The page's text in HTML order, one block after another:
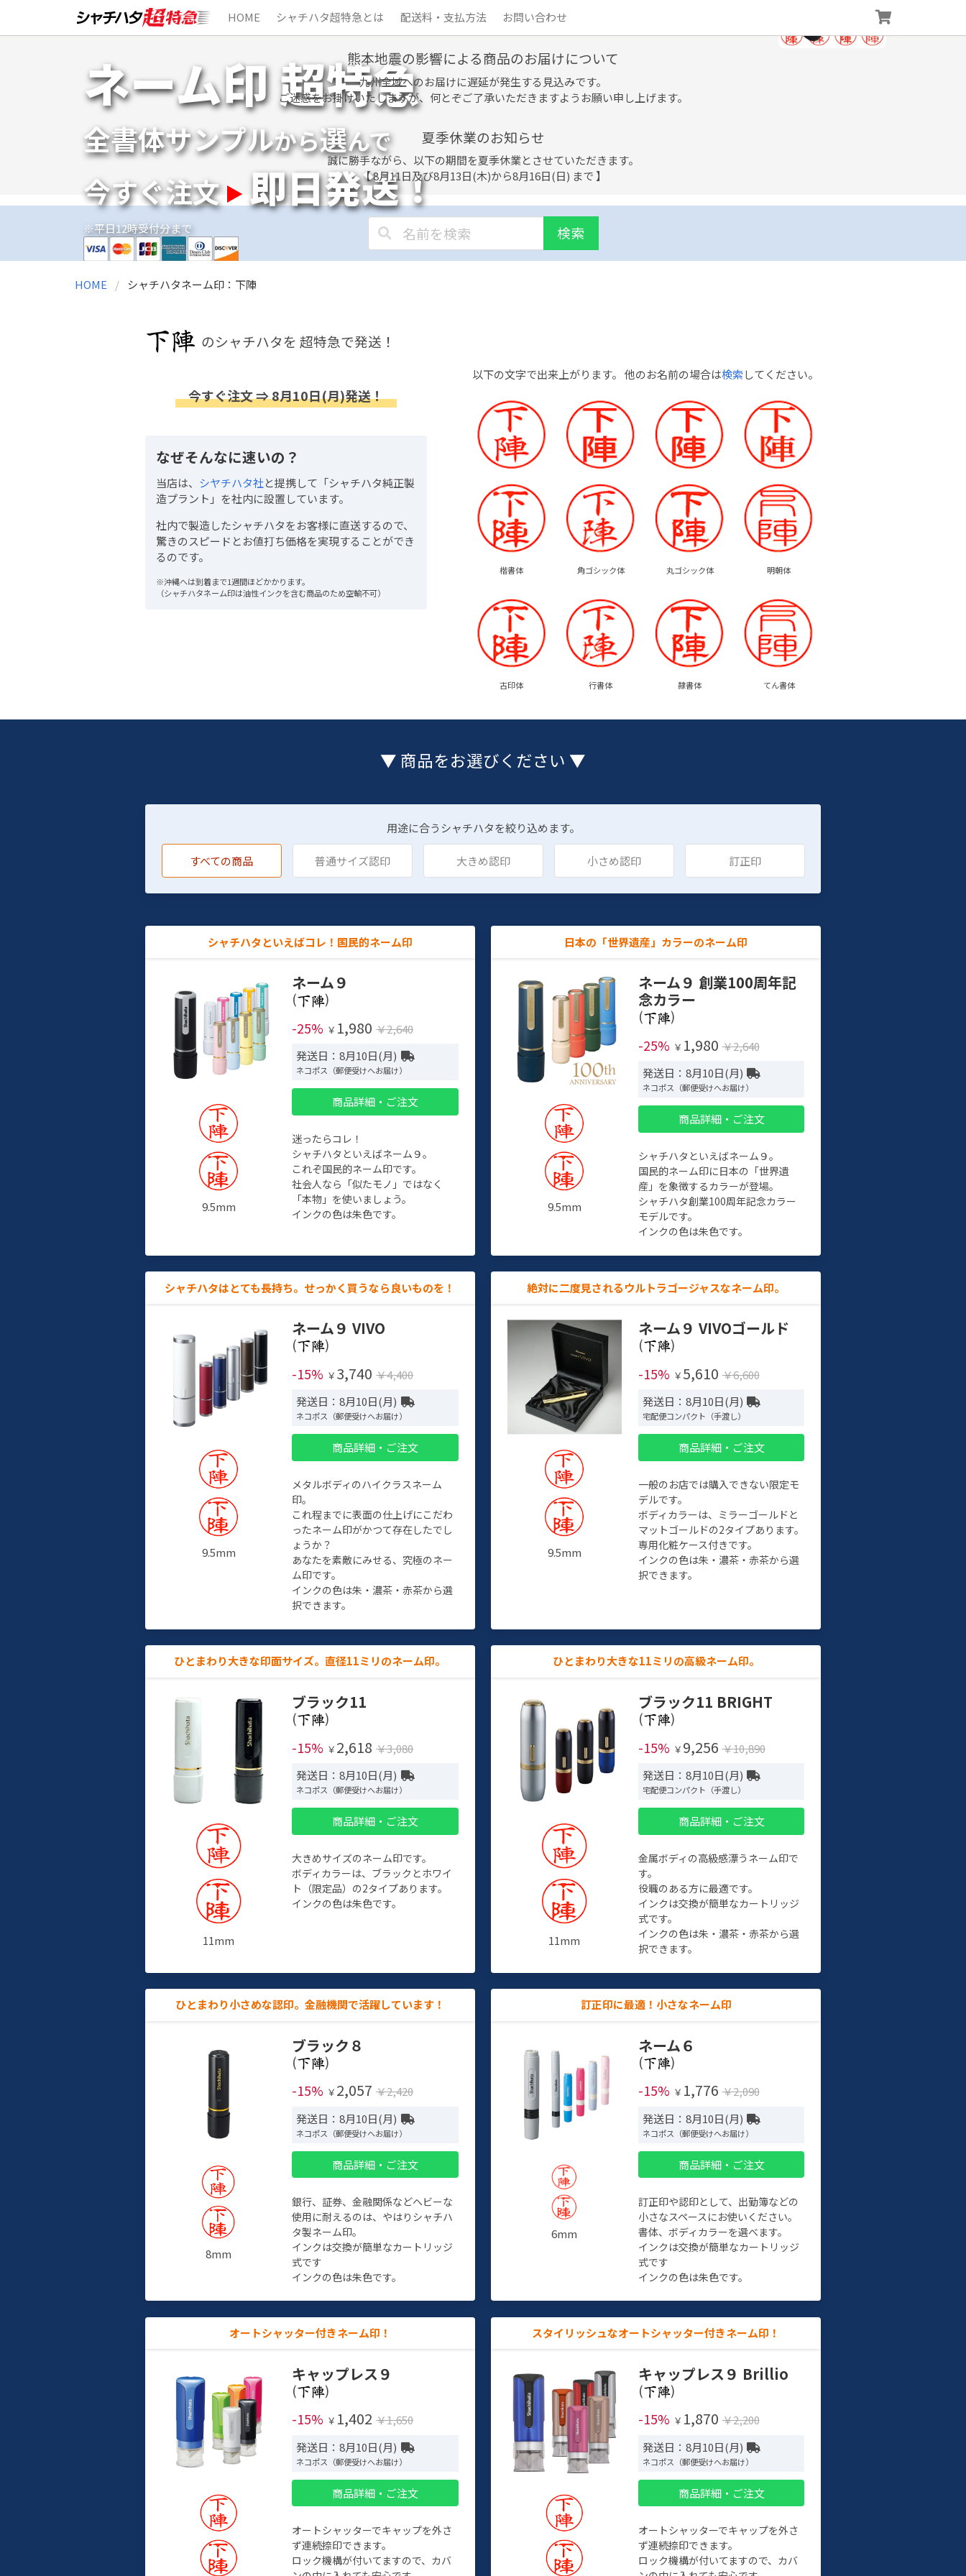
HOME シャチハタ超特急とは 配送料・支払方法 お問い合わせ
ネーム印 超特急
全書体サンプルから選んで
今すぐ注文 即日発送！
※平日12時受付分まで
熊本地震の影響による商品のお届けについて
九州全域へのお届けに遅延が発生する見込みです。
ご迷惑をお掛けいたしますが、何とぞご了承いただきますようお願い申し上げます。
夏季休業のお知らせ
誠に勝手ながら、以下の期間を夏季休業とさせていただきます。
【 8月11日及び8月13日(木)から8月16日(日) まで 】
検索
HOME シャチハタネーム印：下陣
のシャチハタを 超特急で発送！
以下の文字で出来上がります。 他のお名前の場合は検索してください。
楷書体 角ゴシック体 丸ゴシック体 明朝体
古印体 行書体 隷書体 てん書体
今すぐ注文 ⇒ 8月10日(月)発送！
なぜそんなに速いの？
当店は、 シヤチハタ社と提携して「シャチハタ純正製
造プラント」を社内に設置しています。
社内で製造したシャチハタをお客様に直送するので、
驚きのスピードとお値打ち価格を実現することができ
るのです。
※沖縄へは到着まで1週間ほどかかります。
（シャチハタネーム印は油性インクを含む商品のため空輸不可）
▼ 商品をお選びください ▼
用途に合うシャチハタを絞り込めます。
すべての商品 普通サイズ認印 大きめ認印 小さめ認印 訂正印
シャチハタといえばコレ！国民的ネーム印
9.5mm
ネーム９
(
)
-25% ￥ 1,980 ￥2,640
発送日：8月10日(月)
ネコポス（郵便受けへお届け）
商品詳細・ご注文
迷ったらコレ！
シャチハタといえばネーム９。
これぞ国民的ネーム印です。
社会人なら「似たモノ」ではなく
「本物」を使いましょう。
インクの色は朱色です。
日本の「世界遺産」カラーのネーム印
9.5mm
ネーム９ 創業100周年記
念カラー
(
)
-25% ￥ 1,980 ￥2,640
発送日：8月10日(月)
ネコポス（郵便受けへお届け）
商品詳細・ご注文
シャチハタといえばネーム９。
国民的ネーム印に日本の「世界遺
産」を象徴するカラーが登場。
シャチハタ創業100周年記念カラー
モデルです。
インクの色は朱色です。
シャチハタはとても長持ち。せっかく買うなら良いものを！
9.5mm
ネーム９ VIVO
(
)
-15% ￥ 3,740 ￥4,400
発送日：8月10日(月)
ネコポス（郵便受けへお届け）
商品詳細・ご注文
メタルボディのハイクラスネーム
印。
これ程までに表面の仕上げにこだわ
ったネーム印がかつて存在したでし
ょうか？
あなたを素敵にみせる、究極のネー
ム印です。
インクの色は朱・濃茶・赤茶から選
択できます。
絶対に二度見されるウルトラゴージャスなネーム印。
9.5mm
ネーム９ VIVOゴールド
(
)
-15% ￥ 5,610 ￥6,600
発送日：8月10日(月)
宅配便コンパクト（手渡し）
商品詳細・ご注文
一般のお店では購入できない限定モ
デルです。
ボディカラーは、ミラーゴールドと
マットゴールドの2タイプあります。
専用化粧ケース付きです。
インクの色は朱・濃茶・赤茶から選
択できます。
ひとまわり大きな印面サイズ。直径11ミリのネーム印。
11mm
ブラック11
(
)
-15% ￥ 2,618 ￥3,080
発送日：8月10日(月)
ネコポス（郵便受けへお届け）
商品詳細・ご注文
大きめサイズのネーム印です。
ボディカラーは、ブラックとホワイ
ト（限定品）の2タイプあります。
インクの色は朱色です。
ひとまわり大きな11ミリの高級ネーム印。
11mm
ブラック11 BRIGHT
(
)
-15% ￥ 9,256 ￥10,890
発送日：8月10日(月)
宅配便コンパクト（手渡し）
商品詳細・ご注文
金属ボディの高級感漂うネーム印で
す。
役職のある方に最適です。
インクは交換が簡単なカートリッジ
式です。
インクの色は朱・濃茶・赤茶から選
択できます。
ひとまわり小さめな認印。金融機関で活躍しています！
8mm
ブラック８
(
)
-15% ￥ 2,057 ￥2,420
発送日：8月10日(月)
ネコポス（郵便受けへお届け）
商品詳細・ご注文
銀行、証券、金融関係などヘビーな
使用に耐えるのは、やはりシャチハ
タ製ネーム印。
インクは交換が簡単なカートリッジ
式です
インクの色は朱色です。
訂正印に最適！小さなネーム印
6mm
ネーム６
(
)
-15% ￥ 1,776 ￥2,090
発送日：8月10日(月)
ネコポス（郵便受けへお届け）
商品詳細・ご注文
訂正印や認印として、出勤簿などの
小さなスペースにお使いください。
書体、ボディカラーを選べます。
インクは交換が簡単なカートリッジ
式です
インクの色は朱色です。
オートシャッター付きネーム印！
キャップレス９
(
)
-15% ￥ 1,402 ￥1,650
発送日：8月10日(月)
ネコポス（郵便受けへお届け）
商品詳細・ご注文
オートシャッターでキャップを外さ
ず連続捺印できます。
ロック機構が付いてますので、カバ
スタイリッシュなオートシャッター付きネーム印！
キャップレス９ Brillio
(
)
-15% ￥ 1,870 ￥2,200
発送日：8月10日(月)
ネコポス（郵便受けへお届け）
商品詳細・ご注文
オートシャッターでキャップを外さ
ず連続捺印できます。
ロック機構が付いてますので、カバ